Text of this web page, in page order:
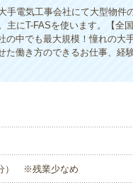
手電気工事会社にて大型物件
主にT-FASを使います。【全
の中でも最大規模！憧れの大
た働き方のできるお仕事、
） ※残業少なめ